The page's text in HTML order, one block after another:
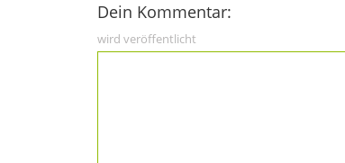
Dein Kommentar:
wird veröffentlicht